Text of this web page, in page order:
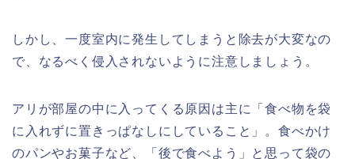
しかし、一度室内に発生してしまうと除去が大変なの
で、なるべく侵入されないように注意しましょう。
アリが部屋の中に入ってくる原因は主に「食べ物を袋
に入れずに置きっぱなしにしていること」。食べかけ
のパンやお菓子など、「後で食べよう」と思って袋の